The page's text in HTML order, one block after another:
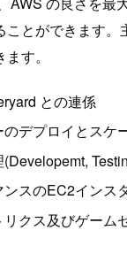
ことができます。
す。
との連係
デプロイとスケ
スのEC2インス
クス及びゲーム